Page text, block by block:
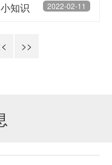
2022-02-11
知识
>>